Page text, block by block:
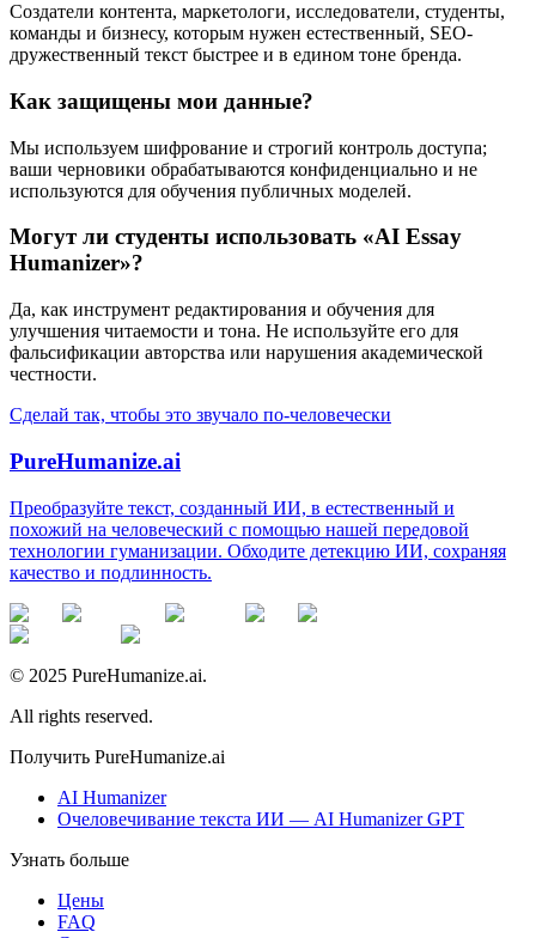
Создатели контента, маркетологи, исследователи, студенты,
команды и бизнесу, которым нужен естественный, SEO-
дружественный текст быстрее и в едином тоне бренда.
Как защищены мои данные?
Мы используем шифрование и строгий контроль доступа;
ваши черновики обрабатываются конфиденциально и не
используются для обучения публичных моделей.
Могут ли студенты использовать «AI Essay
Humanizer»?
Да, как инструмент редактирования и обучения для
улучшения читаемости и тона. Не используйте его для
фальсификации авторства или нарушения академической
честности.
Сделай так, чтобы это звучало по-человечески
PureHumanize.ai
Преобразуйте текст, созданный ИИ, в естественный и
похожий на человеческий с помощью нашей передовой
технологии гуманизации. Обходите детекцию ИИ, сохраняя
качество и подлинность.
© 2025 PureHumanize.ai.
All rights reserved.
Получить PureHumanize.ai
AI Humanizer
Очеловечивание текста ИИ — AI Humanizer GPT
Узнать больше
Цены
FAQ